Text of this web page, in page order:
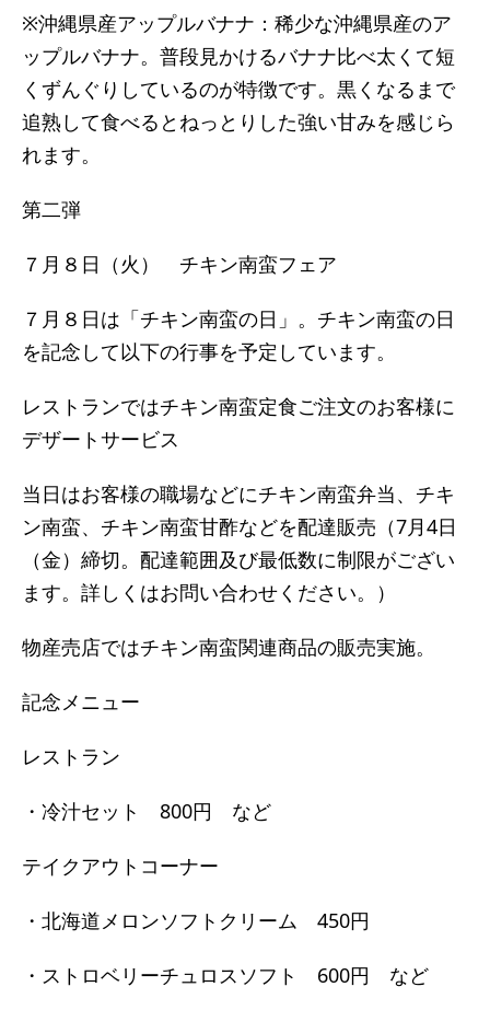
※沖縄県産アップルバナナ：稀少な沖縄県産のア
ップルバナナ。普段見かけるバナナ比べ太くて短
くずんぐりしているのが特徴です。黒くなるまで
追熟して食べるとねっとりした強い甘みを感じら
れます。
第二弾
７月８日（火） チキン南蛮フェア
７月８日は「チキン南蛮の日」。チキン南蛮の日
を記念して以下の行事を予定しています。
レストランではチキン南蛮定食ご注文のお客様に
デザートサービス
当日はお客様の職場などにチキン南蛮弁当、チキ
ン南蛮、チキン南蛮甘酢などを配達販売（7月4日
（金）締切。配達範囲及び最低数に制限がござい
ます。詳しくはお問い合わせください。）
物産売店ではチキン南蛮関連商品の販売実施。
記念メニュー
レストラン
・冷汁セット 800円 など
テイクアウトコーナー
・北海道メロンソフトクリーム 450円
・ストロベリーチュロスソフト 600円 など